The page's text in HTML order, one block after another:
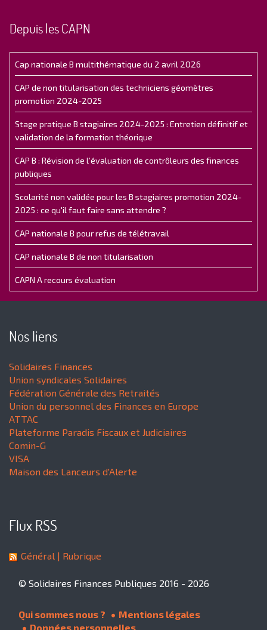
Depuis les CAPN
Cap nationale B multithématique du 2 avril 2026
CAP de non titularisation des techniciens géomètres
promotion 2024-2025
Stage pratique B stagiaires 2024-2025 : Entretien définitif et
validation de la formation théorique
CAP B : Révision de l’évaluation de contrôleurs des finances
publiques
Scolarité non validée pour les B stagiaires promotion 2024-
2025 : ce qu'il faut faire sans attendre ?
CAP nationale B pour refus de télétravail
CAP nationale B de non titularisation
CAPN A recours évaluation
Nos liens
Solidaires Finances
Union syndicales Solidaires
Fédération Générale des Retraités
Union du personnel des Finances en Europe
ATTAC
Plateforme Paradis Fiscaux et Judiciaires
Comin-G
VISA
Maison des Lanceurs d'Alerte
Flux RSS
Général | Rubrique
© Solidaires Finances Publiques 2016 - 2026
Qui sommes nous ?
Mentions légales
Données personnelles